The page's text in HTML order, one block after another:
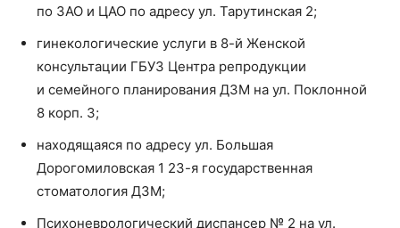
по ЗАО и ЦАО по адресу ул. Тарутинская 2;
гинекологические услуги в 8-й Женской
консультации ГБУЗ Центра репродукции
и семейного планирования ДЗМ на ул. Поклонной
8 корп. 3;
находящаяся по адресу ул. Большая
Дорогомиловская 1 23-я государственная
стоматология ДЗМ;
Психоневрологический диспансер № 2 на ул.